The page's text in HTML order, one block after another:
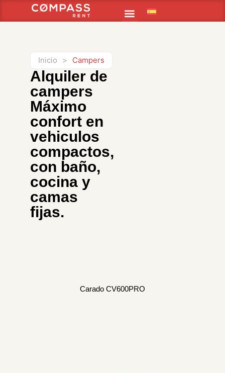
Inicio > Campers
Alquiler de
campers
Máximo
confort en
vehiculos
compactos,
con baño,
cocina y
camas
fijas.
Carado CV600PRO